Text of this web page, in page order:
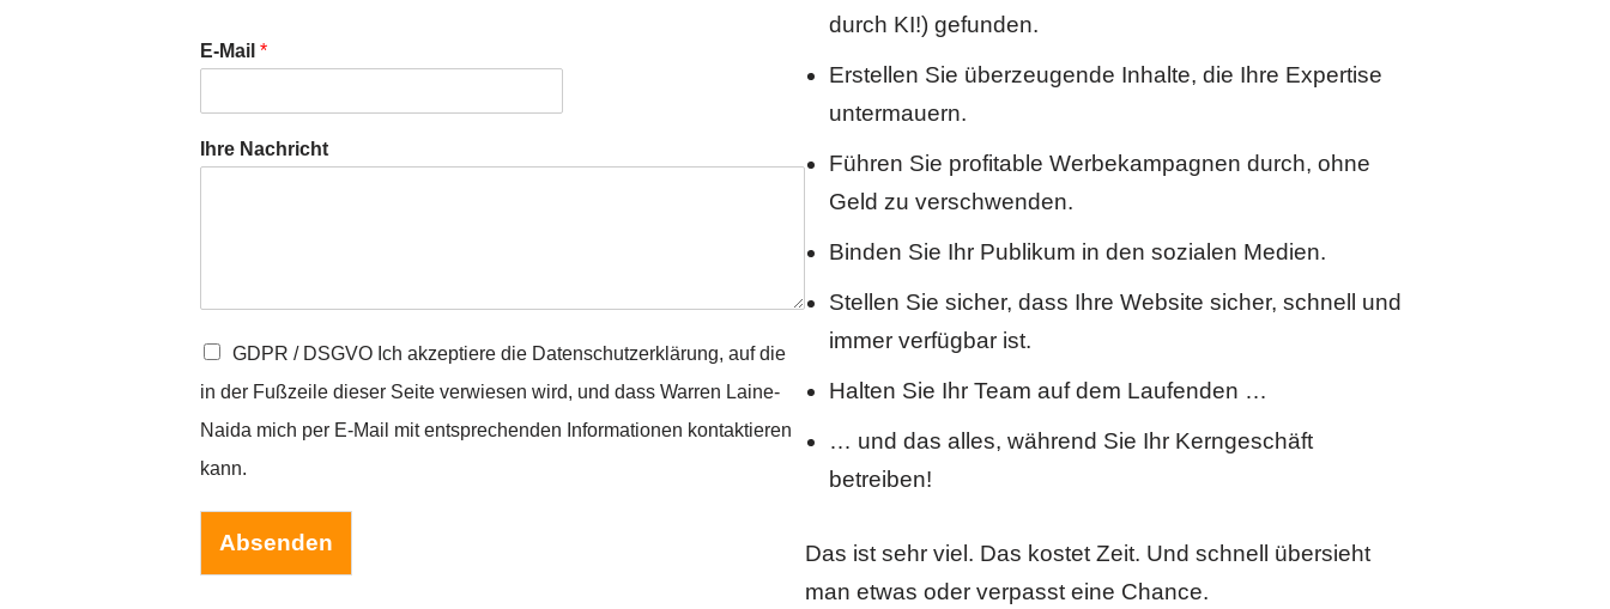
E-Mail *
Ihre Nachricht
G
P
/
D
G
GDPR / DSGVO Ich akzeptiere die Datenschutzerklärung, auf die
in der Fußzeile dieser Seite verwiesen wird, und dass Warren Laine-
Naida mich per E-Mail mit entsprechenden Informationen kontaktieren
kann.
Absenden
durch KI!) gefunden.
Erstellen Sie überzeugende Inhalte, die Ihre Expertise
untermauern.
Führen Sie profitable Werbekampagnen durch, ohne
Geld zu verschwenden.
Binden Sie Ihr Publikum in den sozialen Medien.
Stellen Sie sicher, dass Ihre Website sicher, schnell und
immer verfügbar ist.
Halten Sie Ihr Team auf dem Laufenden …
… und das alles, während Sie Ihr Kerngeschäft
betreiben!
Das ist sehr viel. Das kostet Zeit. Und schnell übersieht
man etwas oder verpasst eine Chance.